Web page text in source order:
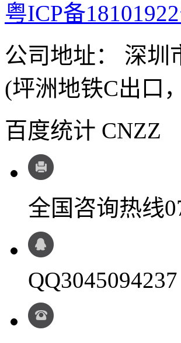
粤ICP备
公司地址： 深圳
(坪洲地铁C出口
百度统计 CNZZ
全国咨询热线
QQ3045094237